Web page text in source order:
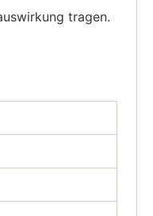
tragen.